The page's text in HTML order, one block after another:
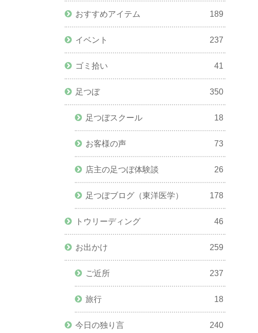
おすすめアイテム 189
イベント 237
ゴミ拾い 41
足つぼ 350
足つぼスクール 18
お客様の声 73
店主の足つぼ体験談 26
足つぼブログ（東洋医学） 178
トウリーディング 46
お出かけ 259
ご近所 237
旅行 18
今日の独り言 240